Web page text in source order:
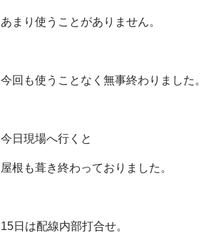
あまり使うことがありません。
今回も使うことなく無事終わりました。
今日現場へ行くと
屋根も葺き終わっておりました。
15日は配線内部打合せ。